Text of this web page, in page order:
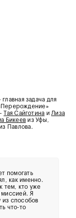
задача для
Тая Сайготина и Лиза
Бикеев из Уфы,
Павлова.
помогать
как именно.
тем, кто уже
Я
из способов
что-то